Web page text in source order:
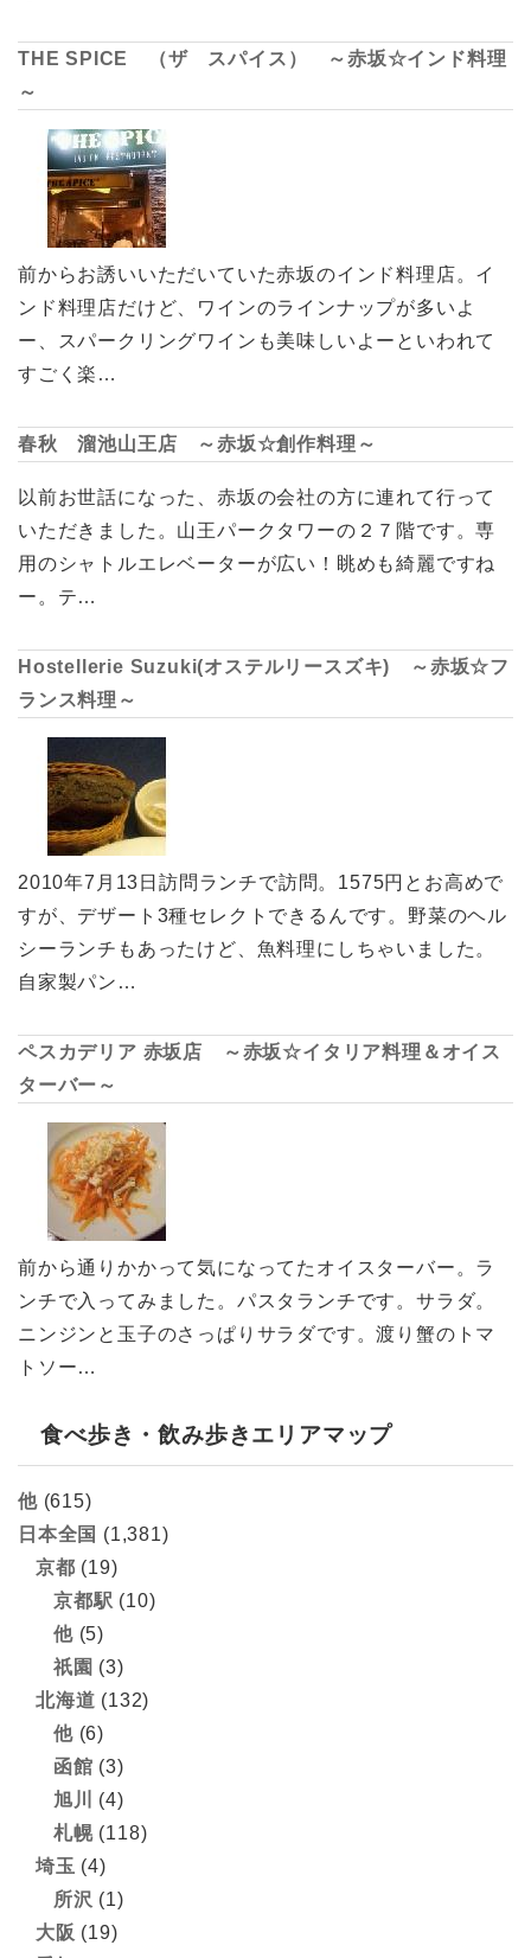
THE SPICE （ザ スパイス） ～赤坂☆インド料理
～
前からお誘いいただいていた赤坂のインド料理店。イ
ンド料理店だけど、ワインのラインナップが多いよ
ー、スパークリングワインも美味しいよーといわれて
すごく楽…
春秋 溜池山王店 ～赤坂☆創作料理～
以前お世話になった、赤坂の会社の方に連れて行って
いただきました。山王パークタワーの２７階です。専
用のシャトルエレベーターが広い！眺めも綺麗ですね
ー。テ…
Hostellerie Suzuki(オステルリースズキ) ～赤坂☆フ
ランス料理～
2010年7月13日訪問ランチで訪問。1575円とお高めで
すが、デザート3種セレクトできるんです。野菜のヘル
シーランチもあったけど、魚料理にしちゃいました。
自家製パン…
ペスカデリア 赤坂店 ～赤坂☆イタリア料理＆オイス
ターバー～
前から通りかかって気になってたオイスターバー。ラ
ンチで入ってみました。パスタランチです。サラダ。
ニンジンと玉子のさっぱりサラダです。渡り蟹のトマ
トソー…
食べ歩き・飲み歩きエリアマップ
他(615)
日本全国 (1,381)
京都 (19)
京都駅 (10)
他(5)
祇園 (3)
北海道 (132)
他(6)
函館 (3)
旭川
(4)
札幌(118)
埼玉 (4)
所沢 (1)
大阪 (19)